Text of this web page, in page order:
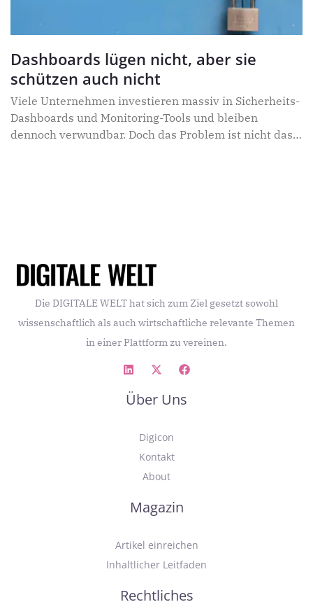
Dashboards lügen nicht, aber sie
schützen auch nicht
Viele Unternehmen investieren massiv in Sicherheits-
Dashboards und Monitoring-Tools und bleiben
dennoch verwundbar. Doch das Problem ist nicht das
erforderte. Solange die Außenhülle hart blieb, durfte
der Kern weich bleiben.
Die DIGITALE WELT hat sich zum Ziel gesetzt sowohl
wissenschaftlich als auch wirtschaftliche relevante Themen
in einer Plattform zu vereinen.
Über Uns
Digicon
Kontakt
About
Magazin
Artikel einreichen
Inhaltlicher Leitfaden
Rechtliches